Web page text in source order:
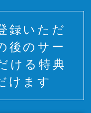
録いただ
後のサー
ける特典
けます